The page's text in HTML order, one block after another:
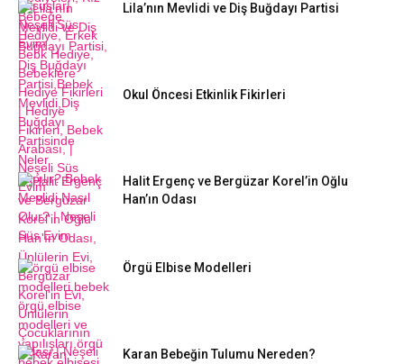
Lila’nın Mevlidi ve Diş Buğdayı Partisi
Okul Öncesi Etkinlik Fikirleri
Halit Ergenç ve Bergüzar Korel’in Oğlu
Han’ın Odası
Örgü Elbise Modelleri
Karan Bebeğin Tulumu Nereden?